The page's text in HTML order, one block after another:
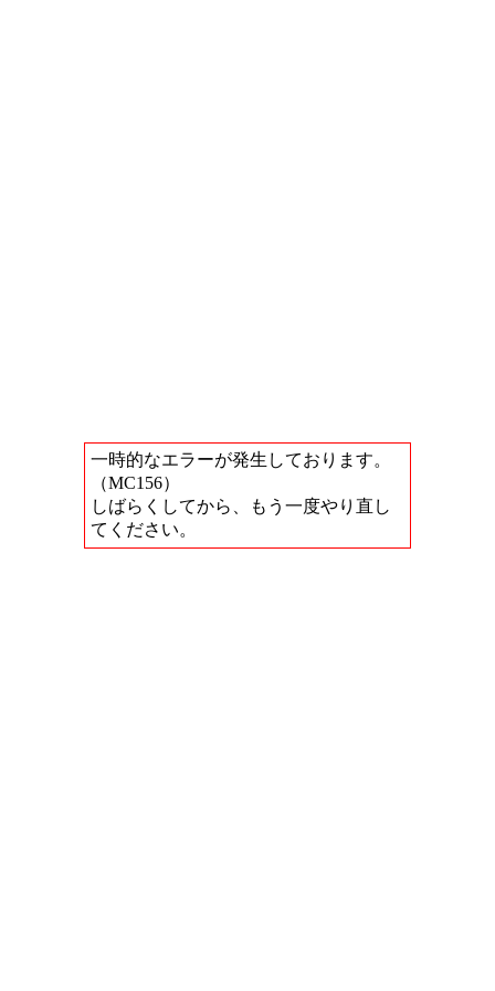
一時的なエラーが発生しております。
（MC156）
しばらくしてから、もう一度やり直し
てください。